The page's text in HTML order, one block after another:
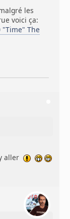
les
voici ça:
"Time" The
y aller